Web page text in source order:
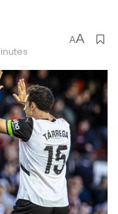
AA